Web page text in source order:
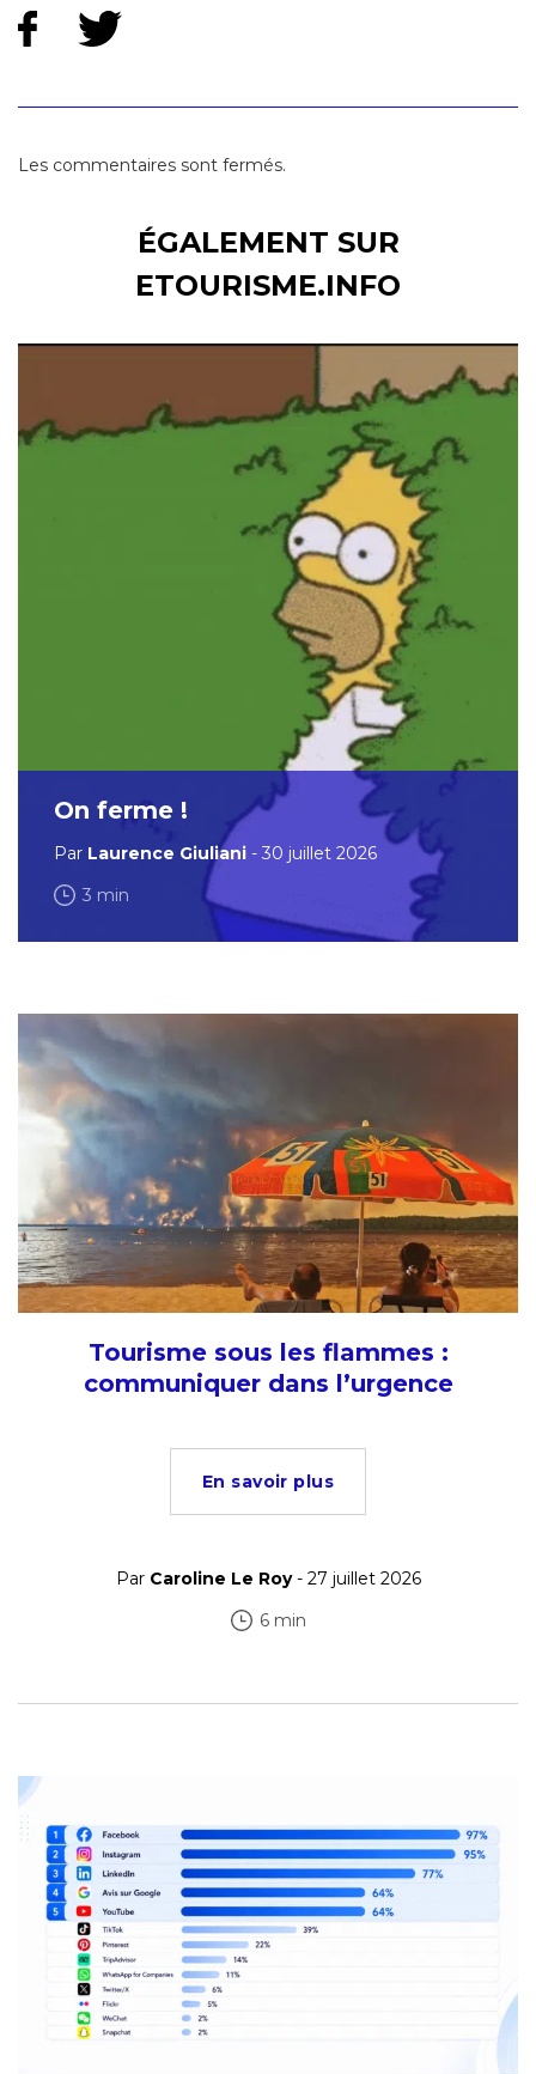
Les commentaires sont fermés.
ÉGALEMENT SUR
ETOURISME.INFO
On ferme !
Par Laurence Giuliani - 30 juillet 2026
3 min
Tourisme sous les flammes :
communiquer dans l’urgence
En savoir plus
Par Caroline Le Roy- 27 juillet 2026
6 min